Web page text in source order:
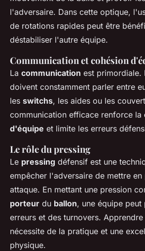
l'adversaire. Dans cette optique,
de rotations rapides peut être
déstabiliser l'autre équipe.
Communication et cohésion
La communication est primordiale.
doivent constamment parler entre
les switchs, les aides ou les
communication efficace renforce la
d'équipe et limite les erreurs
Le rôle du pressing
Le pressing défensif est une
empêcher l'adversaire de mettre en
attaque. En mettant une pression
porteur du ballon, une équipe
erreurs et des turnovers.
nécessite de la pratique et une
physique.